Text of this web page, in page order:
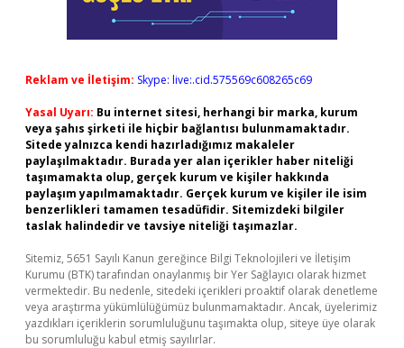
Reklam ve İletişim: Skype: live:.cid.575569c608265c69
Yasal Uyarı: Bu internet sitesi, herhangi bir marka, kurum
veya şahıs şirketi ile hiçbir bağlantısı bulunmamaktadır.
Sitede yalnızca kendi hazırladığımız makaleler
paylaşılmaktadır. Burada yer alan içerikler haber niteliği
taşımamakta olup, gerçek kurum ve kişiler hakkında
paylaşım yapılmamaktadır. Gerçek kurum ve kişiler ile isim
benzerlikleri tamamen tesadüfidir. Sitemizdeki bilgiler
taslak halindedir ve tavsiye niteliği taşımazlar.
Sitemiz, 5651 Sayılı Kanun gereğince Bilgi Teknolojileri ve İletişim
Kurumu (BTK) tarafından onaylanmış bir Yer Sağlayıcı olarak hizmet
vermektedir. Bu nedenle, sitedeki içerikleri proaktif olarak denetleme
veya araştırma yükümlülüğümüz bulunmamaktadır. Ancak, üyelerimiz
yazdıkları içeriklerin sorumluluğunu taşımakta olup, siteye üye olarak
bu sorumluluğu kabul etmiş sayılırlar.